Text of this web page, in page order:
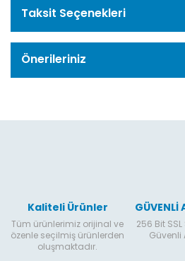
Taksit Seçenekleri
Önerileriniz
Kaliteli Ürünler
Tüm ürünlerimiz orijinal ve
özenle seçilmiş ürünlerden
oluşmaktadır.
GÜVENLİ
256 Bit
Güvenli